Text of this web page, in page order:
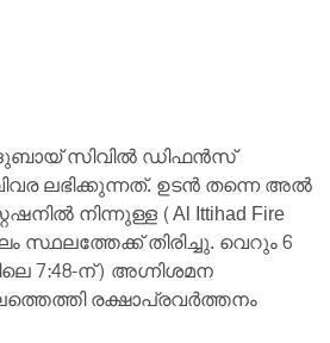
ദുബായ് സിവിൽ ഡിഫൻസ്
ലഭിക്കുന്നത്. ഉടൻ തന്നെ അൽ
നിന്നുള്ള (Al Ittihad Fire
സ്ഥലത്തേക്ക് തിരിച്ചു. വെറും 6
7:48-ന്) അഗ്നിശമന
രക്ഷാപ്രവർത്തനം